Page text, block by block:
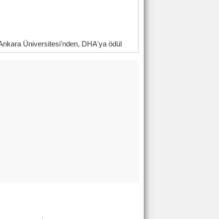
Üniversitesi'nden, DHA'ya ödül